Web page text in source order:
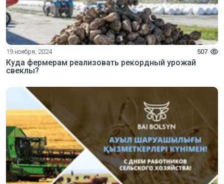
19 ноября, 2024 507
Куда фермерам реализовать рекордный урожай
свеклы?